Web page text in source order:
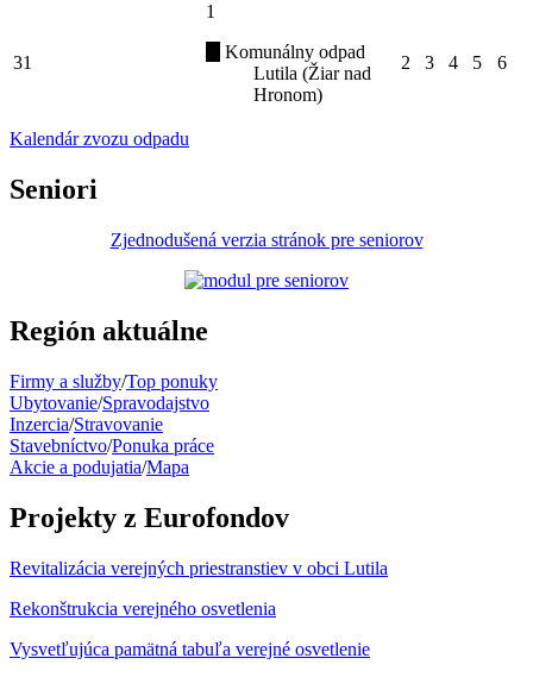
31
1
Komunálny odpad
Lutila (Žiar nad
Hronom)
2 3 4 5 6
Kalendár zvozu odpadu
Seniori
Zjednodušená verzia stránok pre seniorov
Región aktuálne
Firmy a služby/Top ponuky
Ubytovanie/Spravodajstvo
Inzercia/Stravovanie
Stavebníctvo/Ponuka práce
Akcie a podujatia/Mapa
Projekty z Eurofondov
Revitalizácia verejných priestranstiev v obci Lutila
Rekonštrukcia verejného osvetlenia
Vysvetľujúca pamätná tabuľa verejné osvetlenie